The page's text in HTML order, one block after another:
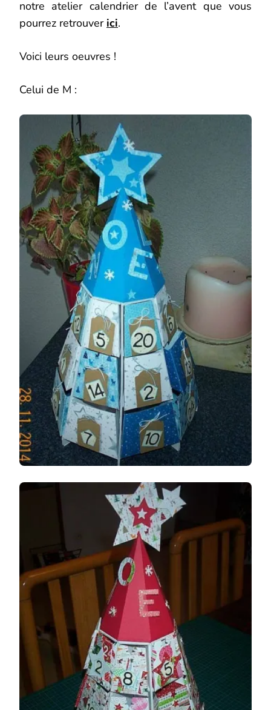
notre atelier calendrier de l’avent que vous
pourrez retrouver ici.
Voici leurs oeuvres !
Celui de M :